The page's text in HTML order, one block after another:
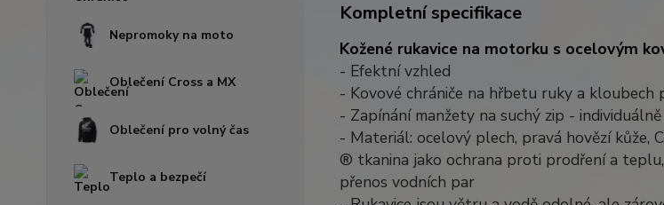
Nepromoky na moto
Oblečení Cross a MX
Oblečení pro volný čas
Teplo a bezpečí
Kompletní specifikace
Kožené rukavice na motorku s ocelovým
- Efektní vzhled
- Kovové chrániče na hřbetu ruky a kloubech
- Zapínání manžety na suchý zip -
- Materiál: ocelový plech, pravá hovězí
® tkanina jako ochrana proti prodření a
přenos vodních par